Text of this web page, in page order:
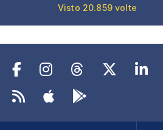
Visto 20.859 volte